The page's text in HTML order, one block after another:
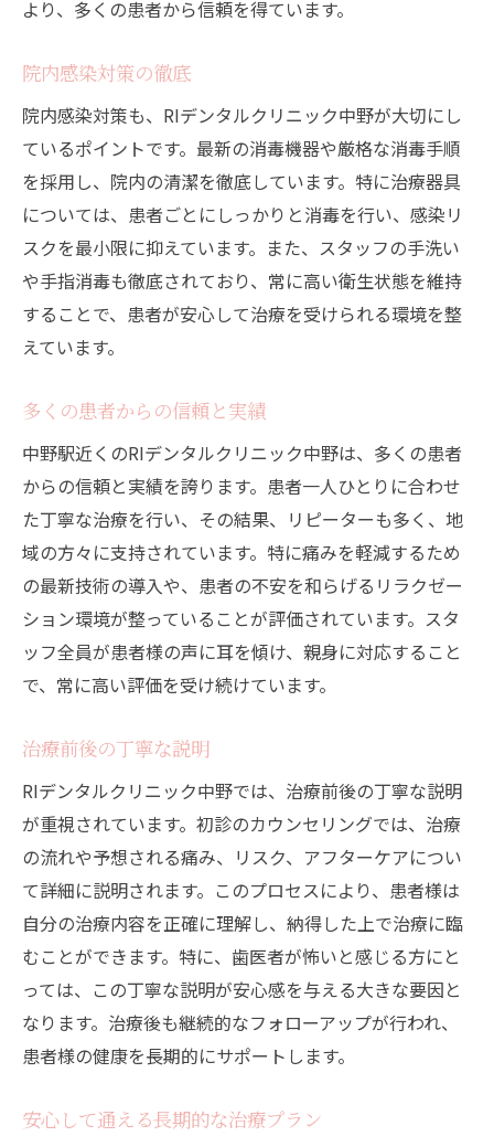
より、多くの患者から信頼を得ています。
院内感染対策の徹底
院内感染対策も、RIデンタルクリニック中野が大切にし
ているポイントです。最新の消毒機器や厳格な消毒手順
を採用し、院内の清潔を徹底しています。特に治療器具
については、患者ごとにしっかりと消毒を行い、感染リ
スクを最小限に抑えています。また、スタッフの手洗い
や手指消毒も徹底されており、常に高い衛生状態を維持
することで、患者が安心して治療を受けられる環境を整
えています。
多くの患者からの信頼と実績
中野駅近くのRIデンタルクリニック中野は、多くの患者
からの信頼と実績を誇ります。患者一人ひとりに合わせ
た丁寧な治療を行い、その結果、リピーターも多く、地
域の方々に支持されています。特に痛みを軽減するため
の最新技術の導入や、患者の不安を和らげるリラクゼー
ション環境が整っていることが評価されています。スタ
ッフ全員が患者様の声に耳を傾け、親身に対応すること
で、常に高い評価を受け続けています。
治療前後の丁寧な説明
RIデンタルクリニック中野では、治療前後の丁寧な説明
が重視されています。初診のカウンセリングでは、治療
の流れや予想される痛み、リスク、アフターケアについ
て詳細に説明されます。このプロセスにより、患者様は
自分の治療内容を正確に理解し、納得した上で治療に臨
むことができます。特に、歯医者が怖いと感じる方にと
っては、この丁寧な説明が安心感を与える大きな要因と
なります。治療後も継続的なフォローアップが行われ、
患者様の健康を長期的にサポートします。
安心して通える長期的な治療プラン